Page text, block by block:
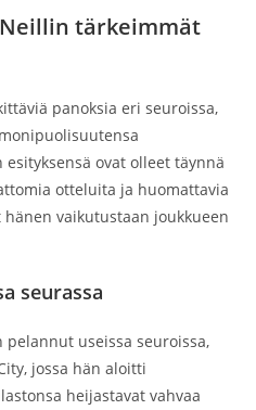
tärkeimmät
panoksia eri seuroissa,
ovat olleet täynnä
otteluita ja huomattavia
vaikutustaan joukkueen
seurassa
pelannut useissa seuroissa,
jossa hän aloitti
heijastavat vahvaa